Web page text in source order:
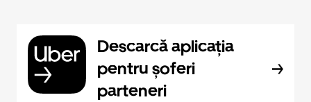
Descarcă aplicația
pentru șoferi
parteneri